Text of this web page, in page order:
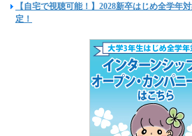
【自宅で視聴可能！】2028新卒はじめ全学年
定！